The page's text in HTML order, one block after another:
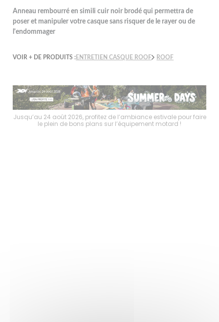
Anneau rembourré en simili cuir noir brodé qui permettra de
poser et manipuler votre casque sans risquer de le rayer ou de
l'endommager
VOIR + DE PRODUITS :ENTRETIEN CASQUE ROOF ROOF
Jusqu’au 24 août 2026, profitez de l’ambiance estivale pour faire
le plein de bons plans sur l’équipement motard !